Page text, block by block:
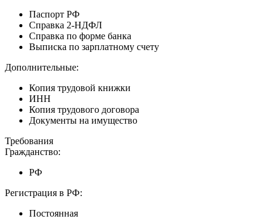
Паспорт РФ
Справка 2-НДФЛ
Справка по форме банка
Выписка по зарплатному счету
Дополнительные:
Копия трудовой книжки
ИНН
Копия трудового договора
Документы на имущество
Требования
Гражданство:
РФ
Регистрация в РФ:
Постоянная